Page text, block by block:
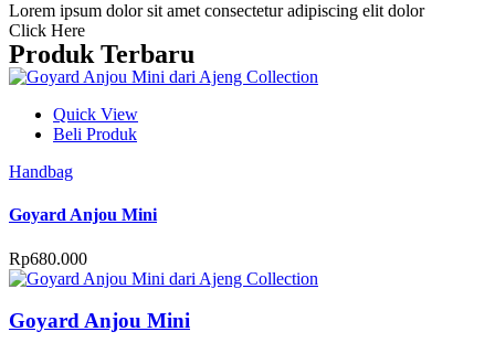
Lorem ipsum dolor sit amet consectetur adipiscing elit dolor
Click Here
Produk Terbaru
Quick View
Beli Produk
Handbag
Goyard Anjou Mini
Rp680.000
Goyard Anjou Mini